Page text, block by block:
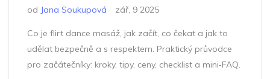
od Jana Soukupová zář, 9 2025
Co je flirt dance masáž, jak začít, co čekat a jak to
udělat bezpečně a s respektem. Praktický průvodce
pro začátečníky: kroky, tipy, ceny, checklist a mini‑FAQ.